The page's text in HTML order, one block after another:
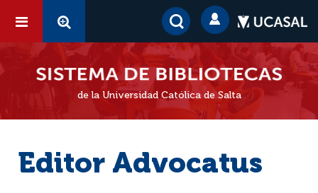
de la Universidad Católica de Salta
Editor Advocatus